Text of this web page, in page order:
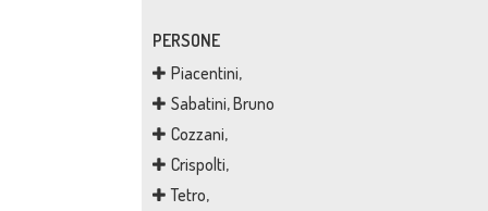
PERSONE
Piacentini,
Sabatini, Bruno
Cozzani,
Crispolti,
Tetro,